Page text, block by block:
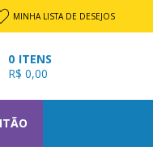
MINHA LISTA DE DESEJOS
0
R$ 0,00